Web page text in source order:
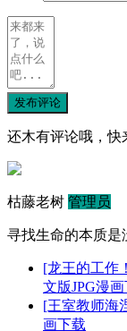
发布评论
还木有评论哦，快
枯藤老树 管理员
寻找生命的本质是
[龙王的工作
文版JPG漫
[王室教师海
画下载